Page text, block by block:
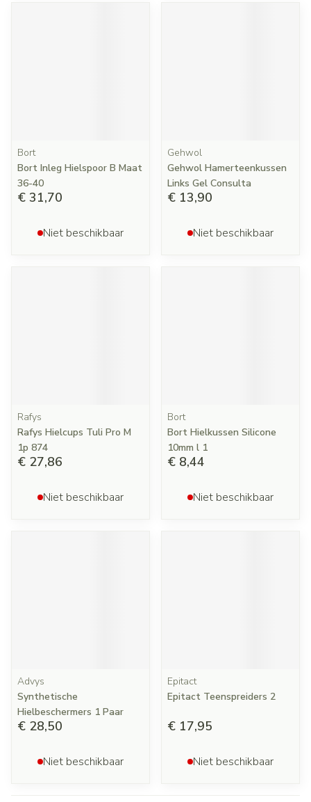
Bort
Bort Inleg Hielspoor B Maat
36-40
€ 31,70
Niet beschikbaar
Gehwol
Gehwol Hamerteenkussen
Links Gel Consulta
€ 13,90
Niet beschikbaar
Rafys
Rafys Hielcups Tuli Pro M
1p 874
€ 27,86
Niet beschikbaar
Bort
Bort Hielkussen Silicone
10mm l 1
€ 8,44
Niet beschikbaar
Advys
Synthetische
Hielbeschermers 1 Paar
€ 28,50
Niet beschikbaar
Epitact
Epitact Teenspreiders 2
€ 17,95
Niet beschikbaar